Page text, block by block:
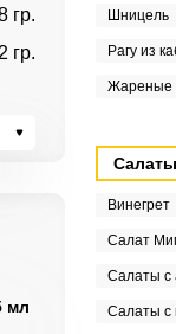
гр.
гр.
мл
Шницель
Рагу из
Жареные
Салаты
Винегрет
Салат
Салаты с
Салаты с